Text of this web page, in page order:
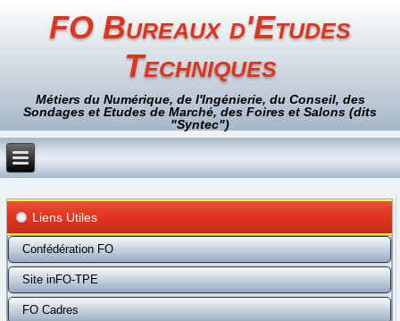
FO Bureaux d'Etudes
Techniques
Métiers du Numérique, de l'Ingénierie, du Conseil, des
Sondages et Etudes de Marché, des Foires et Salons (dits
"Syntec")
Liens Utiles
Confédération FO
Site inFO-TPE
FO Cadres